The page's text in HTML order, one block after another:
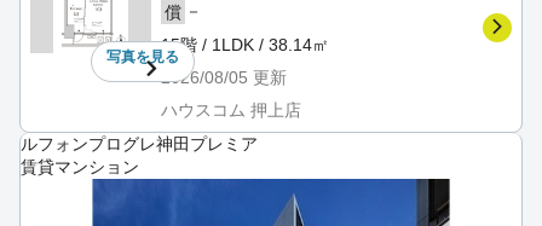
写真を見る
償 －
15階 / 1LDK / 38.14㎡
2026/08/05 更新
ハウスコム 押上店
ルフォンプログレ神田プレミア
賃貸マンション